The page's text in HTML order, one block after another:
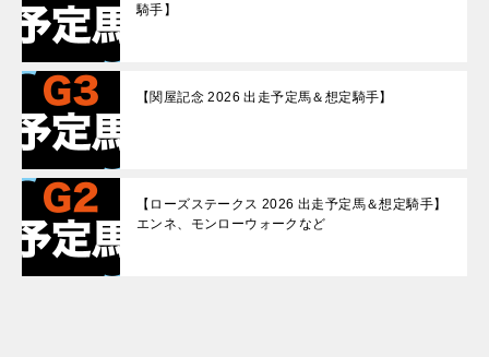
騎手】
【関屋記念 2026 出走予定馬＆想定騎手】
【ローズステークス 2026 出走予定馬＆想定騎手】
エンネ、モンローウォークなど